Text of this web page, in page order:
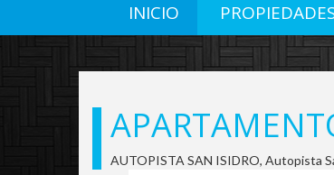
INICIO
AUTOPISTA SAN ISIDRO, Autopista